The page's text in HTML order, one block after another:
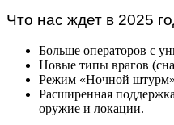
Что нас ждет в 2025
Больше операторов с
Новые типы врагов
Режим «Ночной
Расширенная
оружие и локации.